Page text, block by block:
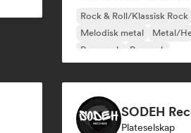
Rock & Roll/Klassisk Rock
Melodisk metal
Metal/
Pop-punk
Poprock
SODEH
Plateselskap